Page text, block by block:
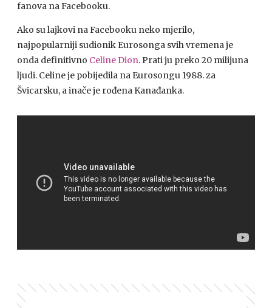
fanova na Facebooku.
Ako su lajkovi na Facebooku neko mjerilo,
najpopularniji sudionik Eurosonga svih vremena je
onda definitivno Celine Dion. Prati ju preko 20 milijuna
ljudi. Celine je pobijedila na Eurosongu 1988. za
Švicarsku, a inače je rođena Kanađanka.